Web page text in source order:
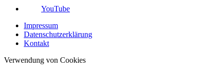
YouTube
Impressum
Datenschutzerklärung
Kontakt
Verwendung von Cookies